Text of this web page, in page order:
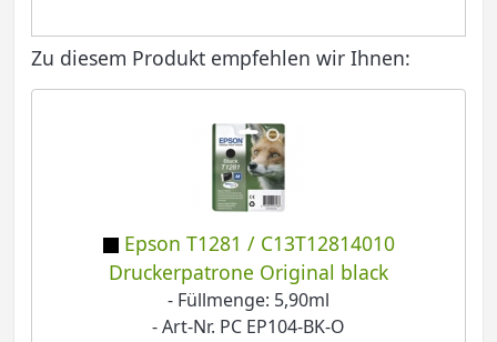
Zu diesem Produkt empfehlen wir Ihnen:
Epson T1281 / C13T12814010
Druckerpatrone Original black
- Füllmenge: 5,90ml
- Art-Nr. PC EP104-BK-O